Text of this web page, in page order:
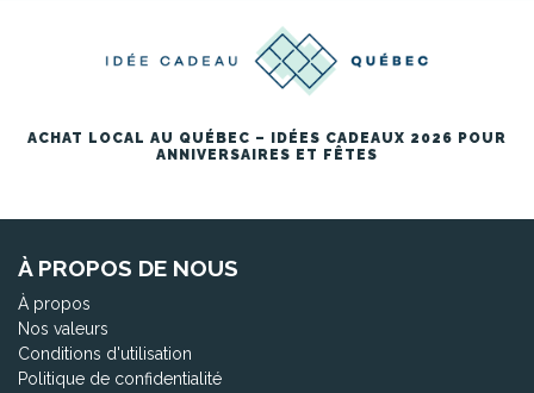
ACHAT LOCAL AU QUÉBEC – IDÉES CADEAUX 2026 POUR
ANNIVERSAIRES ET FÊTES
À PROPOS DE NOUS
À propos
Nos valeurs
Conditions d'utilisation
Politique de confidentialité